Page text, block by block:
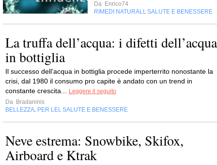
Da Enrico74
RIMEDI NATURALI
SALUTE E BENESSERE
La truffa dell’acqua: i difetti dell’acqua
in bottiglia
Il successo dell’acqua in bottiglia procede imperterrito nonostante la
crisi, dal 1980 il consumo pro capite è andato con un trend in
constante crescita...
Leggere il seguito
Da Bradaninis
BELLEZZA PER LEI SALUTE E BENESSERE
Neve estrema: Snowbike, Skifox,
Airboard e Ktrak